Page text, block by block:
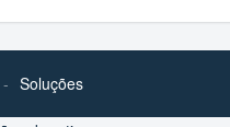
Soluções